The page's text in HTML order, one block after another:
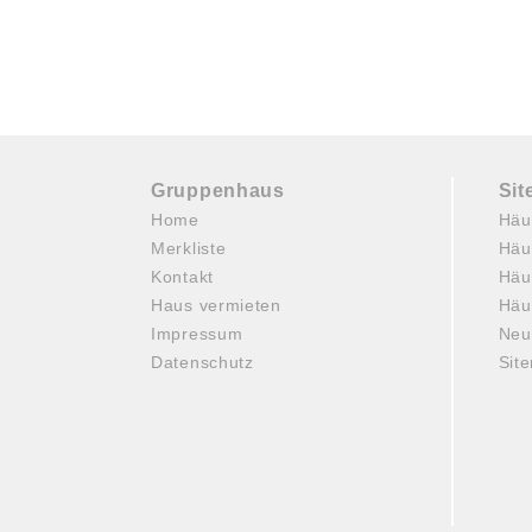
Gruppenhaus
Home
Merkliste
Kontakt
Haus vermieten
Impressum
Datenschutz